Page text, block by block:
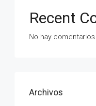
Recent
No hay
Archivos